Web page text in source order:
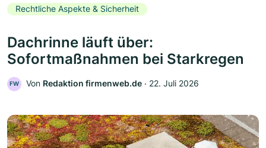
Rechtliche Aspekte & Sicherheit
Dachrinne läuft über:
Sofortmaßnahmen bei Starkregen
FW Von Redaktion firmenweb.de ‧ 22. Juli 2026